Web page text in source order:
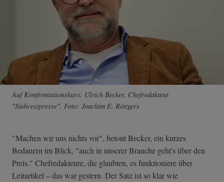
Auf Konfrontationskurs: Ulrich Becker, Chefredakteur
"Südwestpresse". Foto: Joachim E. Röttgers
"Machen wir uns nichts vor", betont Becker, ein kurzes
Bedauern im Blick, "auch in unserer Branche geht's über den
Preis." Chefredakteure, die glaubten, es funktioniere über
Leitartikel – das war gestern. Der Satz ist so klar wie